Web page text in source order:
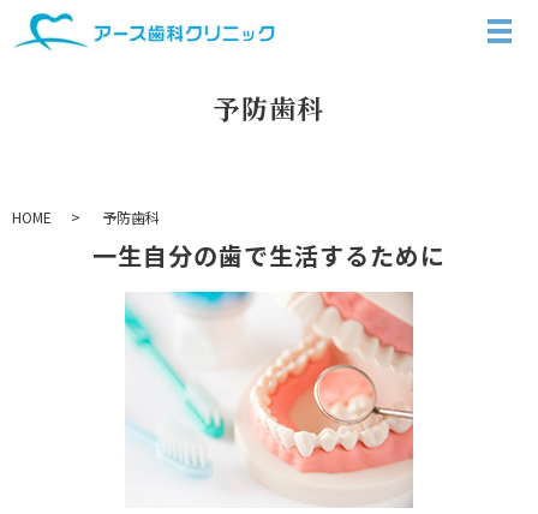
予防歯科
HOME 予防歯科
一生自分の歯で生活するために